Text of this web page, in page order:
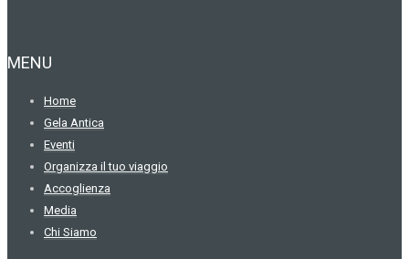
MENU
Home
Gela Antica
Eventi
Organizza il tuo viaggio
Accoglienza
Media
Chi Siamo